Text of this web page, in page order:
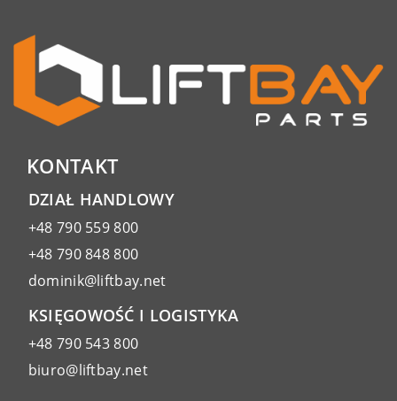
KONTAKT
DZIAŁ HANDLOWY
+48 790 559 800
+48 790 848 800
dominik@liftbay.net
KSIĘGOWOŚĆ I LOGISTYKA
+48 790 543 800
biuro@liftbay.net